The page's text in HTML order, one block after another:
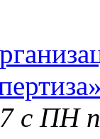
с ПН